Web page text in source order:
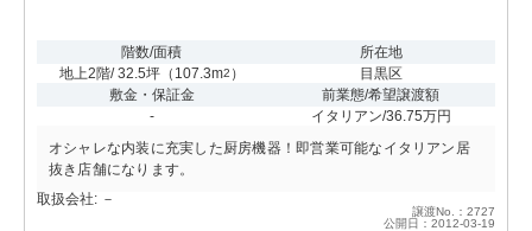
階数/面積
地上2階/ 32.5坪（ 107.3m2 ）
所在地
目黒区
敷金・保証金
-
前業態/希望譲渡額
イタリアン/36.75万円
オシャレな内装に充実した厨房機器！即営業可能なイタリアン居
抜き店舗になります。
取扱会社: －
譲渡No.：2727
公開日：2012-03-19